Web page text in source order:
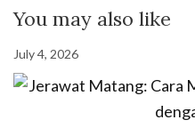
You may also like
July 4, 2026